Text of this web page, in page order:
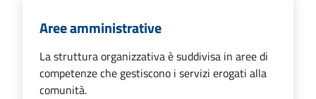
Aree amministrative
La struttura organizzativa è suddivisa in aree di
competenze che gestiscono i servizi erogati alla
comunità.